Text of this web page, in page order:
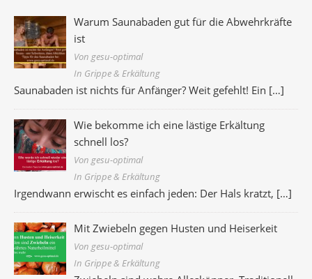
Warum Saunabaden gut für die Abwehrkräfte
ist
Von gesu-optimal
In Grippe & Erkältung
Saunabaden ist nichts für Anfänger? Weit gefehlt! Ein […]
Wie bekomme ich eine lästige Erkältung
schnell los?
Von gesu-optimal
In Grippe & Erkältung
Irgendwann erwischt es einfach jeden: Der Hals kratzt, […]
Mit Zwiebeln gegen Husten und Heiserkeit
Von gesu-optimal
In Grippe & Erkältung